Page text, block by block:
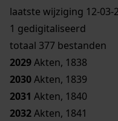
laatste wijziging 12-03-
1 gedigitaliseerd
totaal 377 bestanden
2029Akten, 1838
2030Akten, 1839
2031 Akten, 1840
2032Akten, 1841